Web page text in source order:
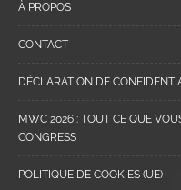
À PROPOS
CONTACT
DÉCLARATION DE
MWC 2026 : TOUT CE QUE
CONGRESS
POLITIQUE DE COOKIES (UE)